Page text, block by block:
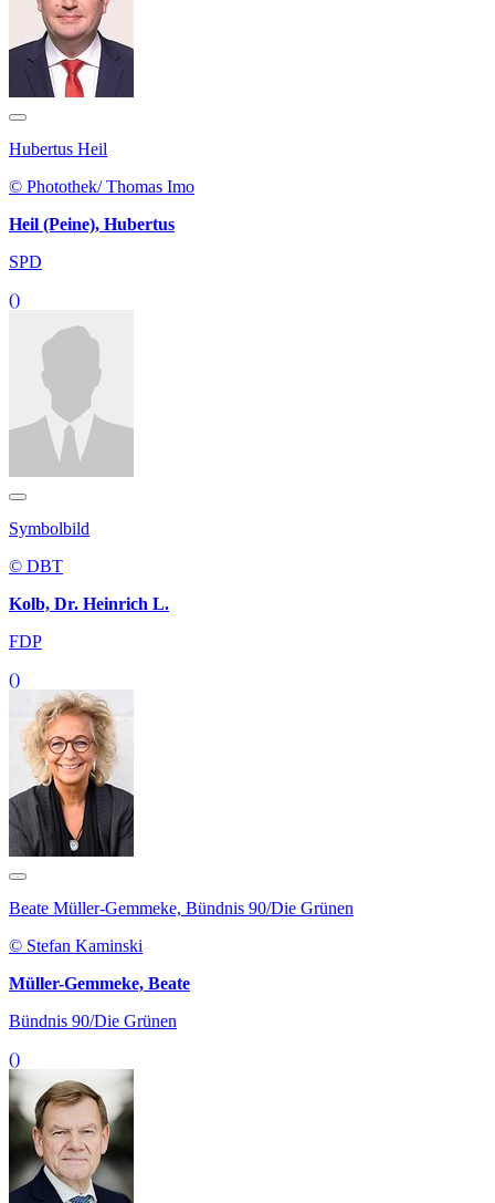
Hubertus Heil
© Photothek/ Thomas Imo
Heil (Peine), Hubertus
SPD
()
Symbolbild
© DBT
Kolb, Dr. Heinrich L.
FDP
()
Beate Müller-Gemmeke, Bündnis 90/Die Grünen
© Stefan Kaminski
Müller-Gemmeke, Beate
Bündnis 90/Die Grünen
()